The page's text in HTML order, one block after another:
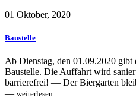
01 Oktober, 2020
Baustelle
Ab Dienstag, den 01.09.2020 gibt
Baustelle. Die Auffahrt wird
barrierefrei! — Der Biergarten
— weiterlesen...